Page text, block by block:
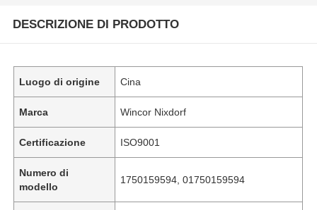
DESCRIZIONE DI PRODOTTO
Luogo di origine Cina
Marca Wincor Nixdorf
Certificazione ISO9001
Numero di
modello
1750159594, 01750159594